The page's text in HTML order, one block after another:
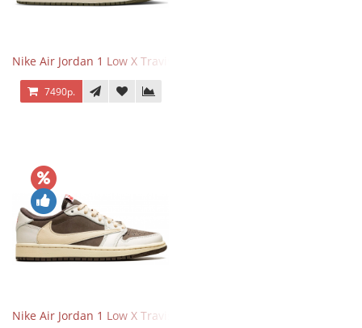
Nike Air Jordan 1 Low X Travis Scott Olive
7490р.
Nike Air Jordan 1 Low X Travis Scott Reverse Mocha